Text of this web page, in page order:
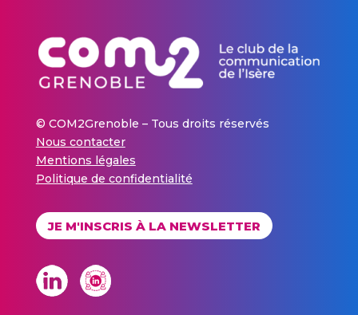
© COM2Grenoble – Tous droits réservés
Nous contacter
Mentions légales
Politique de confidentialité
JE M'INSCRIS À LA NEWSLETTER